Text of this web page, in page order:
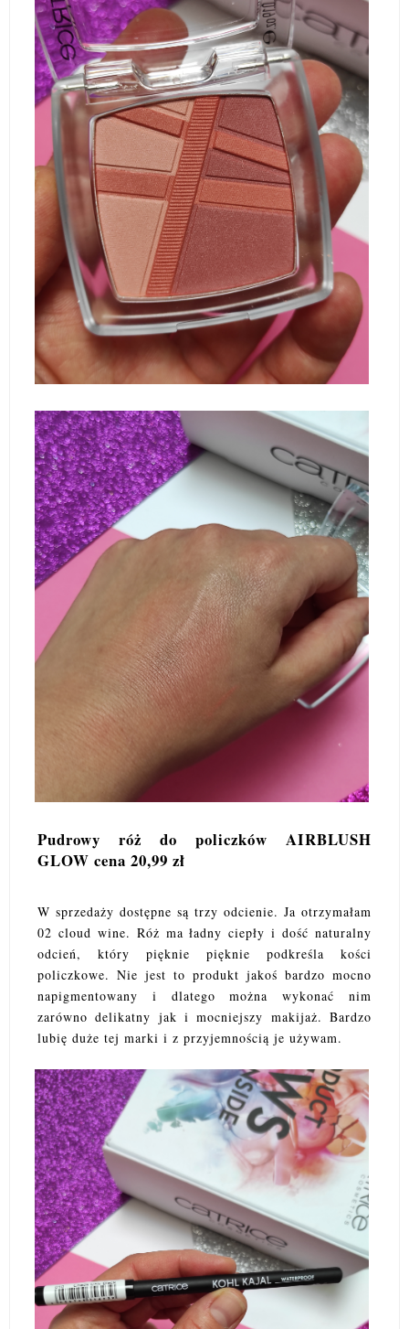
Pudrowy róż do policzków AIRBLUSH
GLOW cena 20,99 zł
W sprzedaży dostępne są trzy odcienie. Ja otrzymałam
02 cloud wine. Róż ma ładny ciepły i dość naturalny
odcień, który pięknie pięknie podkreśla kości
policzkowe. Nie jest to produkt jakoś bardzo mocno
napigmentowany i dlatego można wykonać nim
zarówno delikatny jak i mocniejszy makijaż. Bardzo
lubię duże tej marki i z przyjemnością je używam.